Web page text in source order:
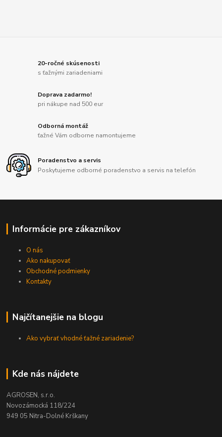
20-ročné skúsenosti
s ťažnými zariadeniami
Doprava zadarmo!
pri nákupe nad 500 eur
Odborná montáž
ťažné Vám odborne namontujeme
Poradenstvo a servis
Poskytujeme odborné poradenstvo a servis na telefón
Informácie pre zákazníkov
O nás
Ako nakupovať
Obchodné podmienky
Kontakty
Najčítanejšie na blogu
Ako vybrať vhodné ťažné zariadenie?
Kde nás nájdete
AGROSEN, s.r.o.
Novozámocká 118/224
949 05 Nitra-Dolné Krškany